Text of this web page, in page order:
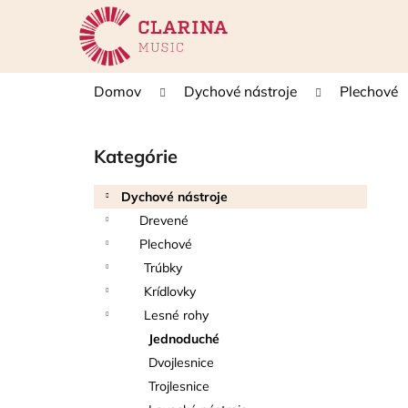
Domov Dychové nástroje Plechové
Preskočiť
kategórie
Kategórie
Dychové nástroje
Drevené
Plechové
Trúbky
Krídlovky
Lesné rohy
Jednoduché
Dvojlesnice
Trojlesnice
í
Späť
do
Späť
do